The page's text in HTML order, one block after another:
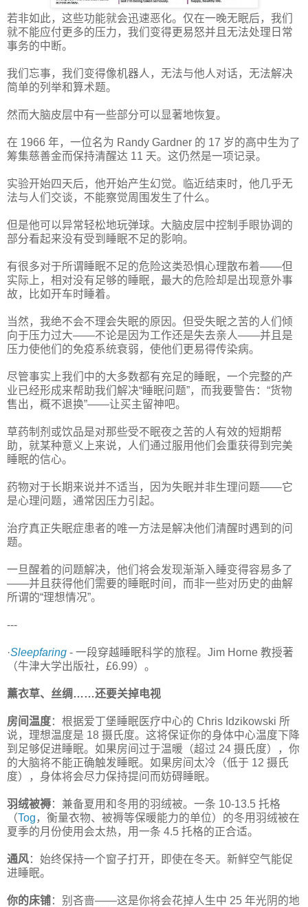
若非如此，这些功能就会迅速恶化。仅在一晚无眠后，我们
就不能应付更多的压力，我们变得更易怒并且无法处理日常
事务的中断。
我们忘事，我们变得像机器人，无法与他人对话，无法解决
简单的列举和算术题。
然而大脑皮层中有一些部分可以显著地恢复。
在 1966 年，一位名为 Randy Gardner 的 17 岁的高中生为了
筹集慈善金而保持清醒达 11 天。这仍然是一项记录。
实验开始四天后，他开始产生幻觉。临近结束时，他几乎无
法与人们交谈，不能察觉周围发生了什么。
但是他可以异常轻松地玩弹球。大脑皮层中控制手眼协调的
部分看起来没有受到睡眠不足的影响。
有很多对于所谓睡眠不足的危险这类恐惧心理散布着——但
实际上，相对没有足够的睡眠，最大的危险却是出现意外事
故，比如开车时睡着。
当然，我绝不会不理会失眠的原因。但受失眠之苦的人们倾
向于压力过大——不论是因为工作还是失去亲人——并且是
压力使他们的免疫系统衰弱，使他们更易得传染病。
尽管事实上我们中的大多数都有充足的睡眠，一个完整的产
业已经形成来帮助我们解决“睡眠问题”，而我要警告：“货物
售出，概不退换”——让买主留神吧。
草药制剂或饮品是对那些受不眠夜之苦的人有效的短期帮
助，就某种意义上来说，人们通过服用他们会重获得到完美
睡眠的信心。
药物对于长期来说并不适当，因为失眠并非生理问题——它
是心理问题，通常因压力引起。
治疗真正失眠症患者的唯一方法是解决他们清醒时遇到的问
题。
一旦醒着的问题解决，他们将会发现渐渐入睡变得容易多了
——并且获得他们需要的睡眠时间，而非一些对历史的曲解
所谓的“理想情况”。
---
·Sleepfaring - 一段穿越睡眠科学的旅程。Jim Horne 教授著
（牛津大学出版社，£6.99）。
薰衣草、丝绸……还要关掉电视
房间温度：根据爱丁堡睡眠医疗中心的 Chris Idzikowski 所
说，理想温度是 18 摄氏度。这将保证你的身体中心温度下降
到足够促进睡眠。如果房间过于温暖（超过 24 摄氏度），你
的大脑将不能正确触发睡眠。如果房间太冷（低于 12 摄氏
度），身体将会尽力保持提问而妨碍睡眠。
羽绒被褥：兼备夏用和冬用的羽绒被。一条 10-13.5 托格
（Tog，衡量衣物、被褥等保暖能力的单位）的冬用羽绒被在
夏季的月份使用会太热，用一条 4.5 托格的正合适。
通风：始终保持一个窗子打开，即使在冬天。新鲜空气能促
进睡眠。
你的床铺：别吝啬——这是你将会花掉人生中 25 年光阴的地